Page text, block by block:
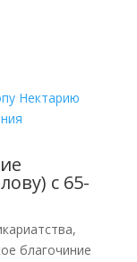
с 65-
,
благочиние